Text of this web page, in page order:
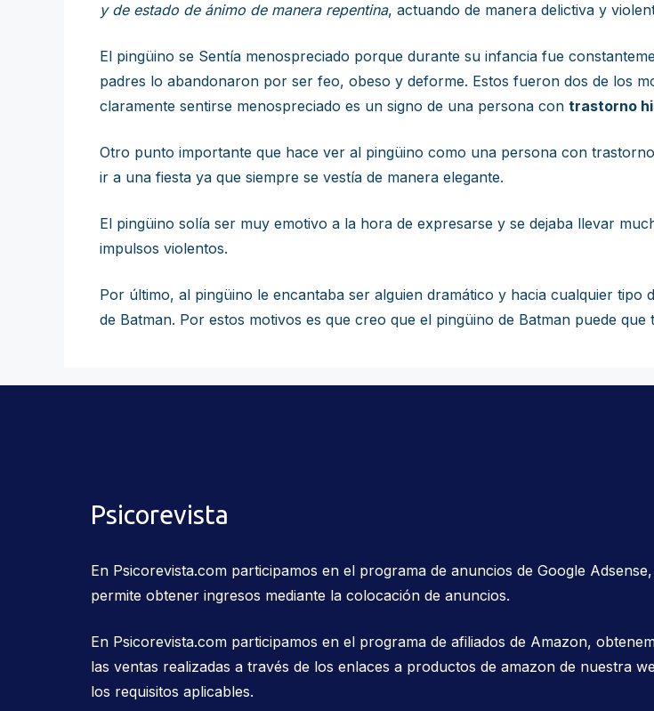
y de estado de ánimo de manera repentina, actuando de manera delictiva y
El pingüino se Sentía menospreciado porque durante su infancia fue
padres lo abandonaron por ser feo, obeso y deforme. Estos fueron dos de los
claramente sentirse menospreciado es un signo de una persona con trastorno
Otro punto importante que hace ver al pingüino como una persona con
ir a una fiesta ya que siempre se vestía de manera elegante.
El pingüino solía ser muy emotivo a la hora de expresarse y se dejaba llevar
impulsos violentos.
Por último, al pingüino le encantaba ser alguien dramático y hacia cualquier
de Batman. Por estos motivos es que creo que el pingüino de Batman puede
Psicorevista
En Psicorevista.com participamos en el programa de anuncios de Google
permite obtener ingresos mediante la colocación de anuncios.
En Psicorevista.com participamos en el programa de afiliados de Amazon,
las ventas realizadas a través de los enlaces a productos de amazon de nuestra
los requisitos aplicables.